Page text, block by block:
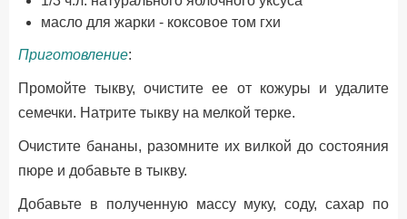
масло для жарки - коксовое том гхи
Приготовление:
Промойте тыкву, очистите ее от кожуры и удалите
семечки. Натрите тыкву на мелкой терке.
Очистите бананы, разомните их вилкой до состояния
пюре и добавьте в тыкву.
Добавьте в полученную массу муку, соду, сахар по